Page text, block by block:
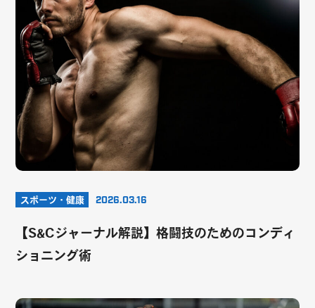
スポーツ・健康 2026.03.16
【S&Cジャーナル解説】格闘技のためのコンディ
ショニング術